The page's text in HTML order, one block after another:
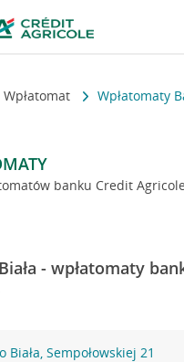
Wpłatomat Wpłatomaty
banku Credit Agricole
- wpłatomaty
Biała, Sempołowskiej 21